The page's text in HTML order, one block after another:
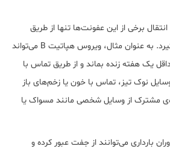
برخی از این عفونت‌ها تنها از طریق
رابطه‌ی جنسی صورت نمی‌گیرد. به عنوان مثال، ویروس هپاتیت B می‌تواند
یک هفته زنده بماند و از طریق تماس با
نوک تیز، تماس با خون یا زخم‌های باز
مشترک از وسایل شخصی مانند مسواک یا
بارداری می‌توانند از جفت عبور کرده و